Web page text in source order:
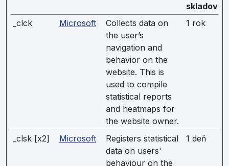
_clck
Microsoft
Collects data on
the user’s
navigation and
behavior on the
website. This is
used to compile
statistical reports
and heatmaps for
the website owner.
1 rok
_clsk [x2] Microsoft
Registers statistical
data on users'
behaviour on the
1 deň